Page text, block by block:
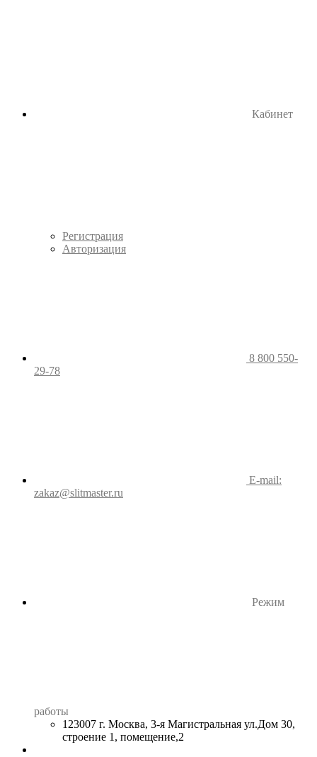
Кабинет
Регистрация
Авторизация
8 800 550-
29-78
E-mail:
zakaz@slitmaster.ru
Режим
работы
123007 г. Москва, 3-я Магистральная ул.Дом 30,
строение 1, помещение,2